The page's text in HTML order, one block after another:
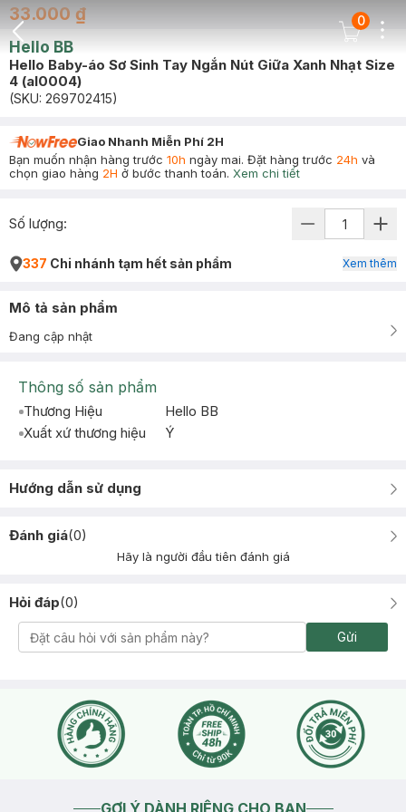
Back Icon
Cart Icon
0
33.000 ₫
Hello BB
Hello Baby-áo Sơ Sinh Tay Ngắn Nút Giữa Xanh Nhạt Size
4 (al0004)
(SKU: 269702415)
Giao Nhanh Miễn Phí 2H
Bạn muốn nhận hàng trước 10h ngày mai. Đặt hàng trước 24h và
chọn giao hàng 2H ở bước thanh toán. Xem chi tiết
Số lượng:
337 Chi nhánh tạm hết sản phẩm Xem thêm
Mô tả sản phẩm
Đang cập nhật
Thông số sản phẩm
Thương Hiệu
Hello BB
Xuất xứ thương hiệu
Ý
Hướng dẫn sử dụng
Đánh giá(0)
Hãy là người đầu tiên đánh giá
Hỏi đáp(0)
Gửi
GỢI Ý DÀNH RIÊNG CHO BẠN